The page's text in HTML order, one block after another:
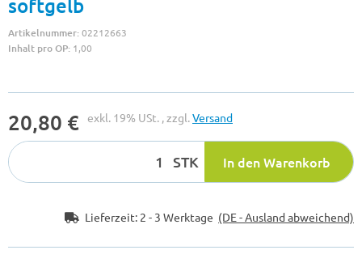
softgelb
Artikelnummer:02212663
Inhalt pro OP: 1,00
20,80 € exkl. 19% USt. , zzgl.Versand
STK In den Warenkorb
Lieferzeit: 2 - 3 Werktage (DE - Ausland abweichend)